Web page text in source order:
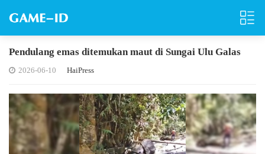
Pendulang emas ditemukan maut di Sungai Ulu Galas
2026-06-10 HaiPress